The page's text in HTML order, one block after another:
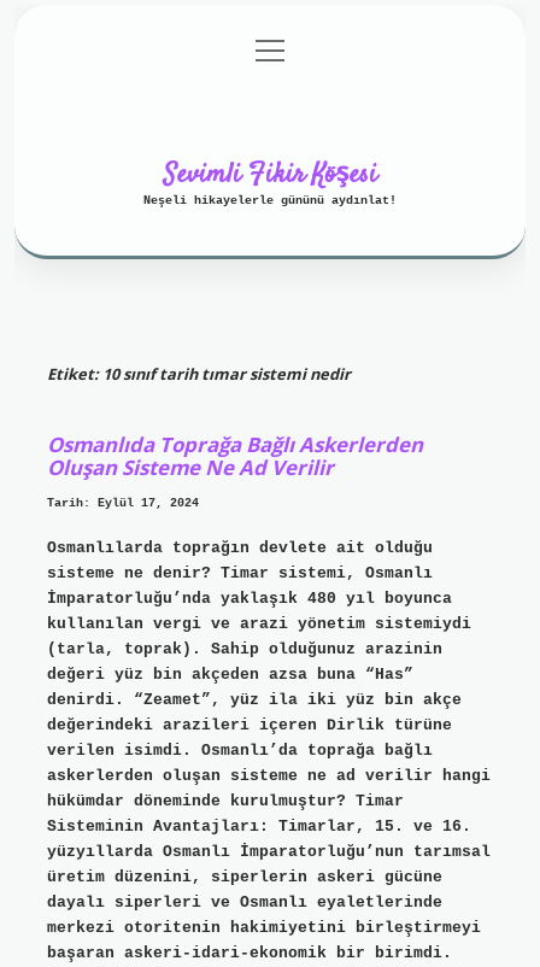
Gizlilik Politikası
menüyü
aç
Sevimli Fikir Köşesi
Neşeli hikayelerle gününü aydınlat!
Etiket: 10 sınıf tarih tımar sistemi nedir
Osmanlıda Toprağa Bağlı Askerlerden
Oluşan Sisteme Ne Ad Verilir
Tarih: Eylül 17, 2024
Osmanlılarda toprağın devlete ait olduğu
sisteme ne denir? Timar sistemi, Osmanlı
İmparatorluğu’nda yaklaşık 480 yıl boyunca
kullanılan vergi ve arazi yönetim sistemiydi
(tarla, toprak). Sahip olduğunuz arazinin
değeri yüz bin akçeden azsa buna “Has”
denirdi. “Zeamet”, yüz ila iki yüz bin akçe
değerindeki arazileri içeren Dirlik türüne
verilen isimdi. Osmanlı’da toprağa bağlı
askerlerden oluşan sisteme ne ad verilir hangi
hükümdar döneminde kurulmuştur? Timar
Sisteminin Avantajları: Timarlar, 15. ve 16.
yüzyıllarda Osmanlı İmparatorluğu’nun tarımsal
üretim düzenini, siperlerin askeri gücüne
dayalı siperleri ve Osmanlı eyaletlerinde
merkezi otoritenin hakimiyetini birleştirmeyi
başaran askeri-idari-ekonomik bir birimdi.